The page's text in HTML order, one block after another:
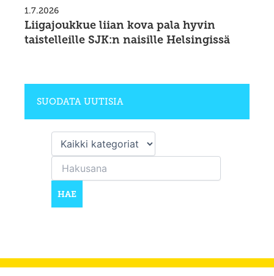
1.7.2026
Liigajoukkue liian kova pala hyvin
taistelleille SJK:n naisille Helsingissä
SUODATA UUTISIA